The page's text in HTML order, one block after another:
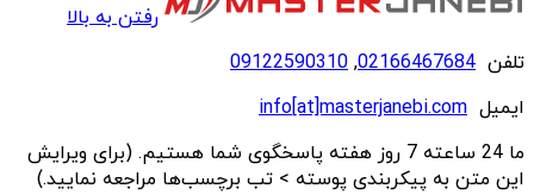
رفتن به بالا
تلفن 02166467684
,
09122590310
ایمیل info[at]masterjanebi.com
ما 24 ساعته 7 روز هفته پاسخگوی شما هستیم. (برای ویرایش
این متن به پیکربندی پوسته > تب برچسب‌ها مراجعه نمایید.)